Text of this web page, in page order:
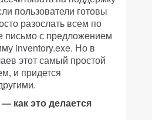
пользователи готовы
разослать всем по
письмо с предложением
inventory.exe. Но в
этот самый простой
и придется
как это делается